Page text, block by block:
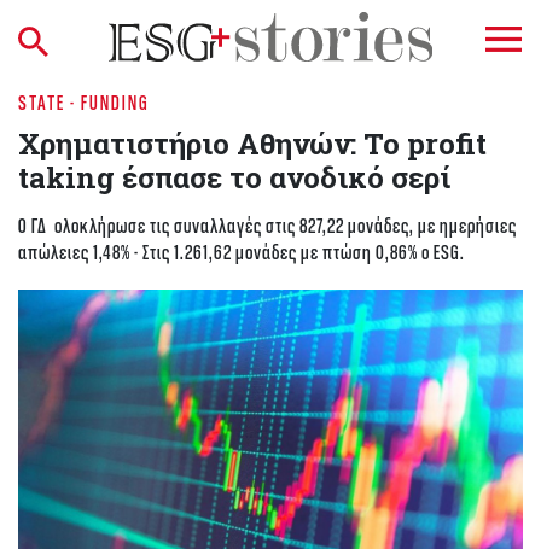
STATE - FUNDING
Χρηματιστήριο Aθηνών: Το profit
taking έσπασε το ανοδικό σερί
O ΓΔ ολοκλήρωσε τις συναλλαγές στις 827,22 μονάδες, με ημερήσιες
απώλειες 1,48% - Στις 1.261,62 μονάδες με πτώση 0,86% ο ESG.